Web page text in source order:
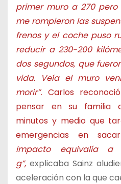
primer muro a 270
me rompieron las
frenos y el coche puso
reducir a 230-200
dos segundos, que
vida. Veía el muro
morir”. Carlos
pensar en su familia
minutos y medio que
emergencias en
impacto equivalía
g”, explicaba Sainz
aceleración con la que